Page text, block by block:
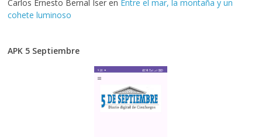
Carlos Ernesto Bernal Iser en Entre el mar, la montaña y un
cohete luminoso
APK 5 Septiembre